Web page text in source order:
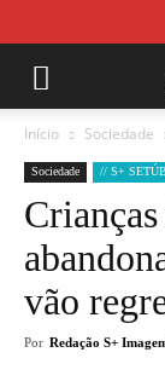
Início Sociedade
Sociedade // S+
vão
Por Redação S+